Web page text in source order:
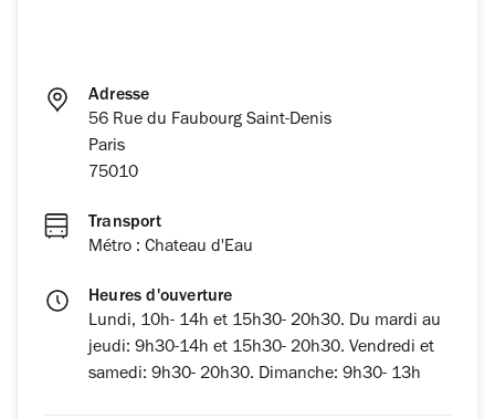
Adresse
56 Rue du Faubourg Saint-Denis
Paris
75010
Transport
Métro : Chateau d'Eau
Heures d'ouverture
Lundi, 10h- 14h et 15h30- 20h30. Du mardi au
jeudi: 9h30-14h et 15h30- 20h30. Vendredi et
samedi: 9h30- 20h30. Dimanche: 9h30- 13h